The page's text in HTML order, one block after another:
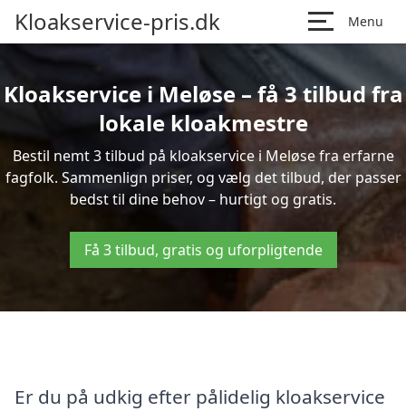
Kloakservice-pris.dk Menu
Kloakservice i Meløse – få 3 tilbud fra
lokale kloakmestre
Bestil nemt 3 tilbud på kloakservice i Meløse fra erfarne
fagfolk. Sammenlign priser, og vælg det tilbud, der passer
bedst til dine behov – hurtigt og gratis.
Få 3 tilbud, gratis og uforpligtende
Er du på udkig efter pålidelig kloakservice